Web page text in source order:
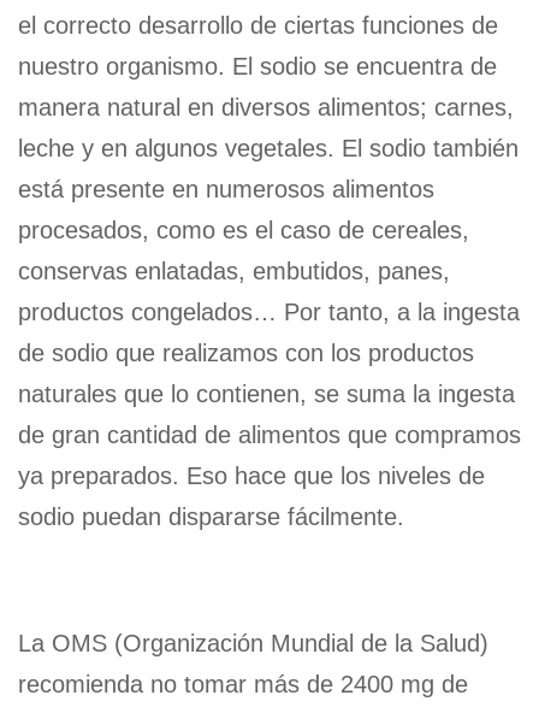
el correcto desarrollo de ciertas funciones de
nuestro organismo. El sodio se encuentra de
manera natural en diversos alimentos; carnes,
leche y en algunos vegetales. El sodio también
está presente en numerosos alimentos
procesados, como es el caso de cereales,
conservas enlatadas, embutidos, panes,
productos congelados… Por tanto, a la ingesta
de sodio que realizamos con los productos
naturales que lo contienen, se suma la ingesta
de gran cantidad de alimentos que compramos
ya preparados. Eso hace que los niveles de
sodio puedan dispararse fácilmente.
La OMS (Organización Mundial de la Salud)
recomienda no tomar más de 2400 mg de